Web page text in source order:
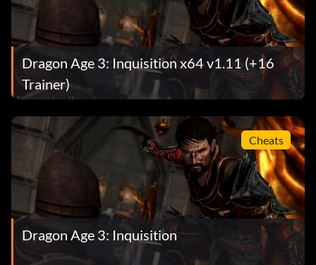
Dragon Age 3: Inquisition x64 v1.11 (+16
Trainer)
Cheats
Dragon Age 3: Inquisition